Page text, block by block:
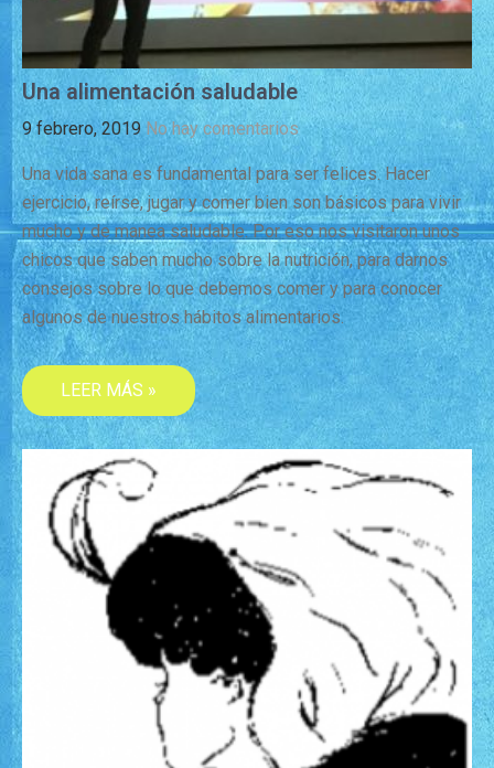
Una alimentación saludable
9 febrero, 2019 No hay comentarios
Una vida sana es fundamental para ser felices. Hacer
ejercicio, reírse, jugar y comer bien son básicos para vivir
mucho y de manea saludable. Por eso nos visitaron unos
chicos que saben mucho sobre la nutrición, para darnos
consejos sobre lo que debemos comer y para conocer
algunos de nuestros hábitos alimentarios.
LEER MÁS »